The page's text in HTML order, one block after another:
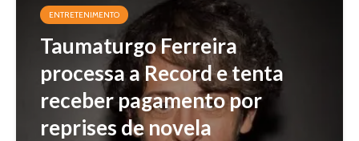
ENTRETENIMENTO
Taumaturgo Ferreira
processa a Record e tenta
receber pagamento por
reprises de novela